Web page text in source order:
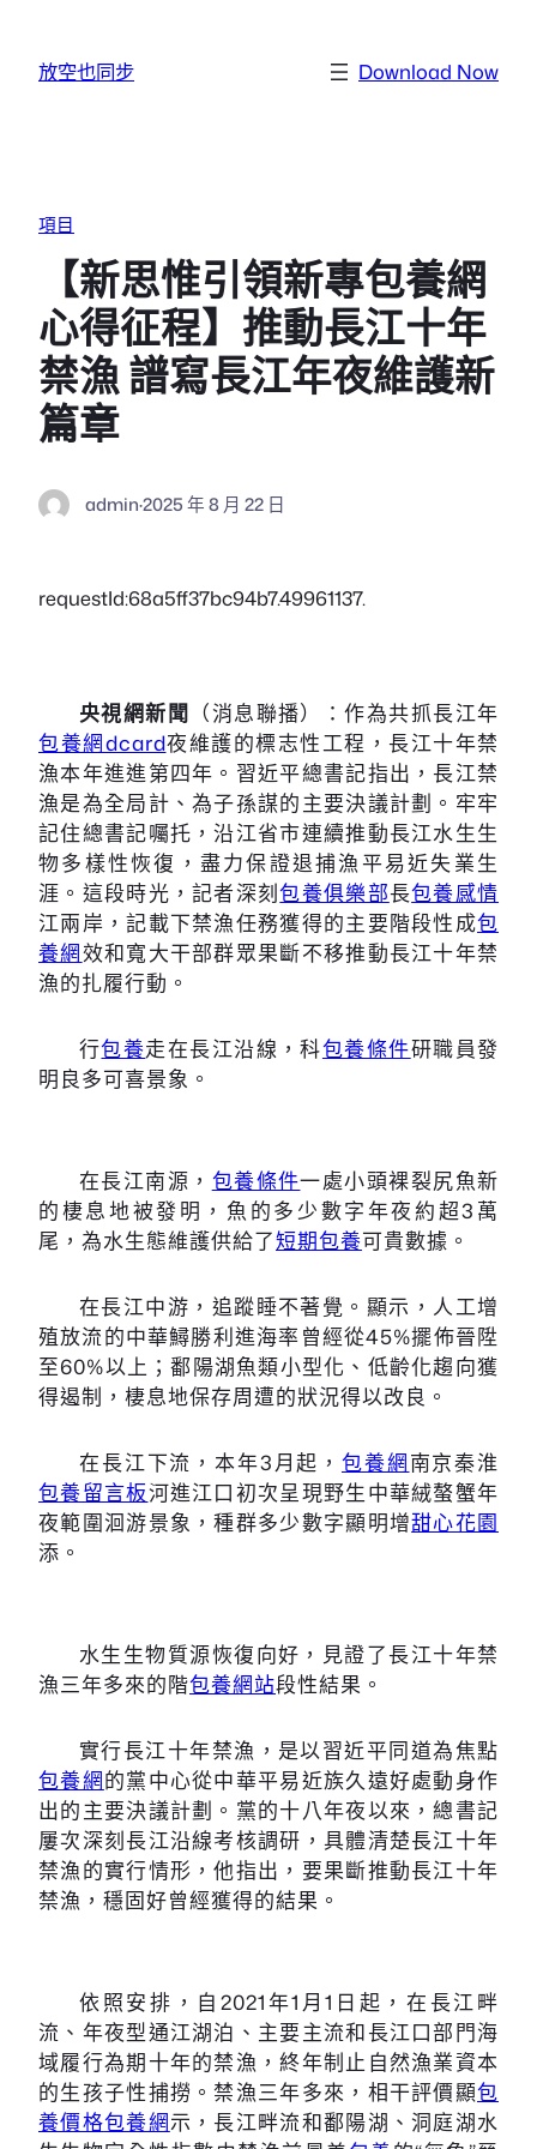
放空也同步 Download Now
項目
【新思惟引領新專包養網
心得征程】推動長江十年
禁漁 譜寫長江年夜維護新
篇章
admin·2025 年 8 月 22 日
requestId:68a5ff37bc94b7.49961137.
央視網新聞 （消息聯播）：作為共抓長江年
包養網dcard夜維護的標志性工程，長江十年禁
漁本年進進第四年。習近平總書記指出，長江禁
漁是為全局計、為子孫謀的主要決議計劃。牢牢
記住總書記囑托，沿江省市連續推動長江水生生
物多樣性恢復，盡力保證退捕漁平易近失業生
涯。這段時光，記者深刻包養俱樂部長包養感情
江兩岸，記載下禁漁任務獲得的主要階段性成包
養網效和寬大干部群眾果斷不移推動長江十年禁
漁的扎履行動。
行包養走在長江沿線，科包養條件研職員發
明良多可喜景象。
在長江南源， 包養條件一處小頭裸裂尻魚新
的棲息地被發明，魚的多少數字年夜約超3萬
尾，為水生態維護供給了短期包養可貴數據。
在長江中游，追蹤睡不著覺。顯示，人工增
殖放流的中華鱘勝利進海率曾經從45%擺佈晉陞
至60%以上；鄱陽湖魚類小型化、低齡化趨向獲
得遏制，棲息地保存周遭的狀況得以改良。
在長江下流，本年3月起， 包養網南京秦淮
包養留言板河進江口初次呈現野生中華絨螯蟹年
夜範圍洄游景象，種群多少數字顯明增甜心花園
添。
水生生物質源恢復向好，見證了長江十年禁
漁三年多來的階包養網站段性結果。
實行長江十年禁漁，是以習近平同道為焦點
包養網的黨中心從中華平易近族久遠好處動身作
出的主要決議計劃。黨的十八年夜以來，總書記
屢次深刻長江沿線考核調研，具體清楚長江十年
禁漁的實行情形，他指出，要果斷推動長江十年
禁漁，穩固好曾經獲得的結果。
依照安排，自2021年1月1日起，在長江畔
流、年夜型通江湖泊、主要主流和長江口部門海
域履行為期十年的禁漁，終年制止自然漁業資本
的生孩子性捕撈。禁漁三年多來，相干評價顯包
養價格包養網示，長江畔流和鄱陽湖、洞庭湖水